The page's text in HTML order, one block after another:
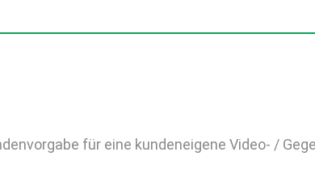
für eine kundeneigene Video- /